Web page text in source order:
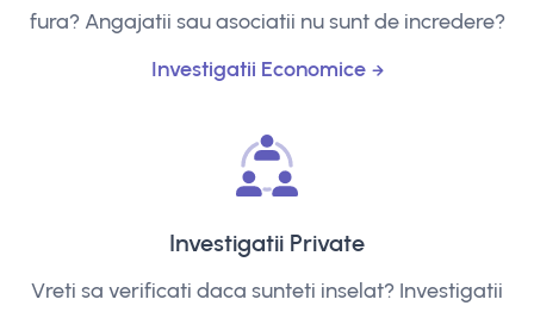
fura? Angajatii sau asociatii nu sunt de incredere?
Investigatii Economice
Investigatii Private
Vreti sa verificati daca sunteti inselat? Investigatii